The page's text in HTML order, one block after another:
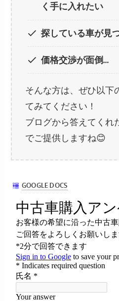
く手に入れたい
探している車が見
価格交渉が面倒…
そんな方は、ぜひ以下
てみてください！
ブログから答えてくれ
でご提供しますね😊